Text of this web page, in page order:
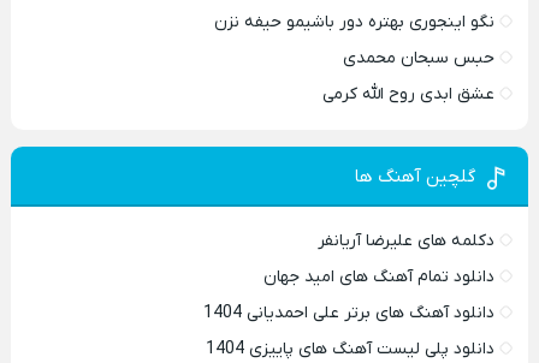
نگو اینجوری بهتره دور باشیمو حیفه نزن
حبس سبحان محمدی
عشق ابدی روح الله کرمی
گلچین آهنگ ها
دکلمه های علیرضا آریانفر
دانلود تمام آهنگ های امید جهان
دانلود آهنگ های برتر علی احمدیانی 1404
دانلود پلی لیست آهنگ های پاییزی 1404